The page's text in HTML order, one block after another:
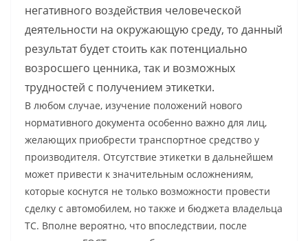
негативного воздействия человеческой
деятельности на окружающую среду, то данный
результат будет стоить как потенциально
возросшего ценника, так и возможных
трудностей с получением этикетки.
В любом случае, изучение положений нового
нормативного документа особенно важно для лиц,
желающих приобрести транспортное средство у
производителя. Отсутствие этикетки в дальнейшем
может привести к значительным осложнениям,
которые коснутся не только возможности провести
сделку с автомобилем, но также и бюджета владельца
ТС. Вполне вероятно, что впоследствии, после